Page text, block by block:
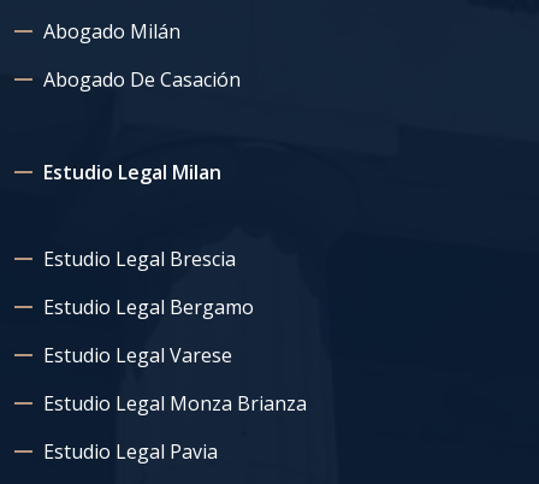
Abogado Milán
Abogado De Casación
Estudio Legal Milan
Estudio Legal Brescia
Estudio Legal Bergamo
Estudio Legal Varese
Estudio Legal Monza Brianza
Estudio Legal Pavia